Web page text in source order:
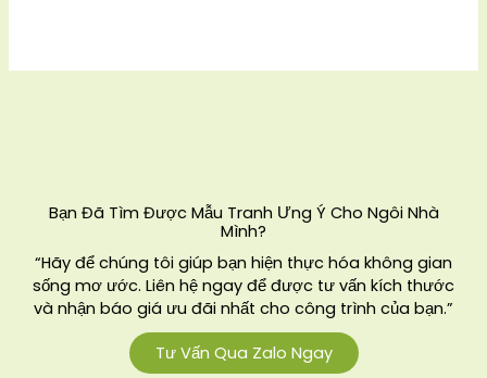
Bạn Đã Tìm Được Mẫu Tranh Ưng Ý Cho Ngôi Nhà
Mình?
“Hãy để chúng tôi giúp bạn hiện thực hóa không gian
sống mơ ước. Liên hệ ngay để được tư vấn kích thước
và nhận báo giá ưu đãi nhất cho công trình của bạn.”
Tư Vấn Qua Zalo Ngay